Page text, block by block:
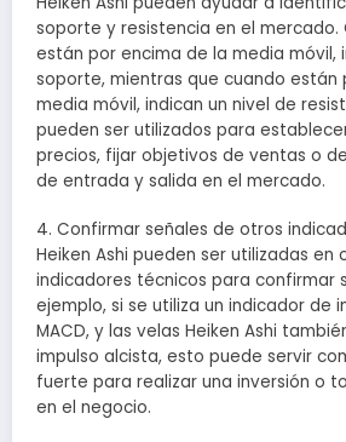
soporte y resistencia en el mercado.
están por encima de la media móvil,
soporte, mientras que cuando están
media móvil, indican un nivel de
pueden ser utilizados para
precios, fijar objetivos de ventas o
de entrada y salida en el mercado.
4. Confirmar señales de otros
Heiken Ashi pueden ser utilizadas en
indicadores técnicos para confirmar
ejemplo, si se utiliza un indicador de
MACD, y las velas Heiken Ashi
impulso alcista, esto puede servir
fuerte para realizar una inversión o
en el negocio.